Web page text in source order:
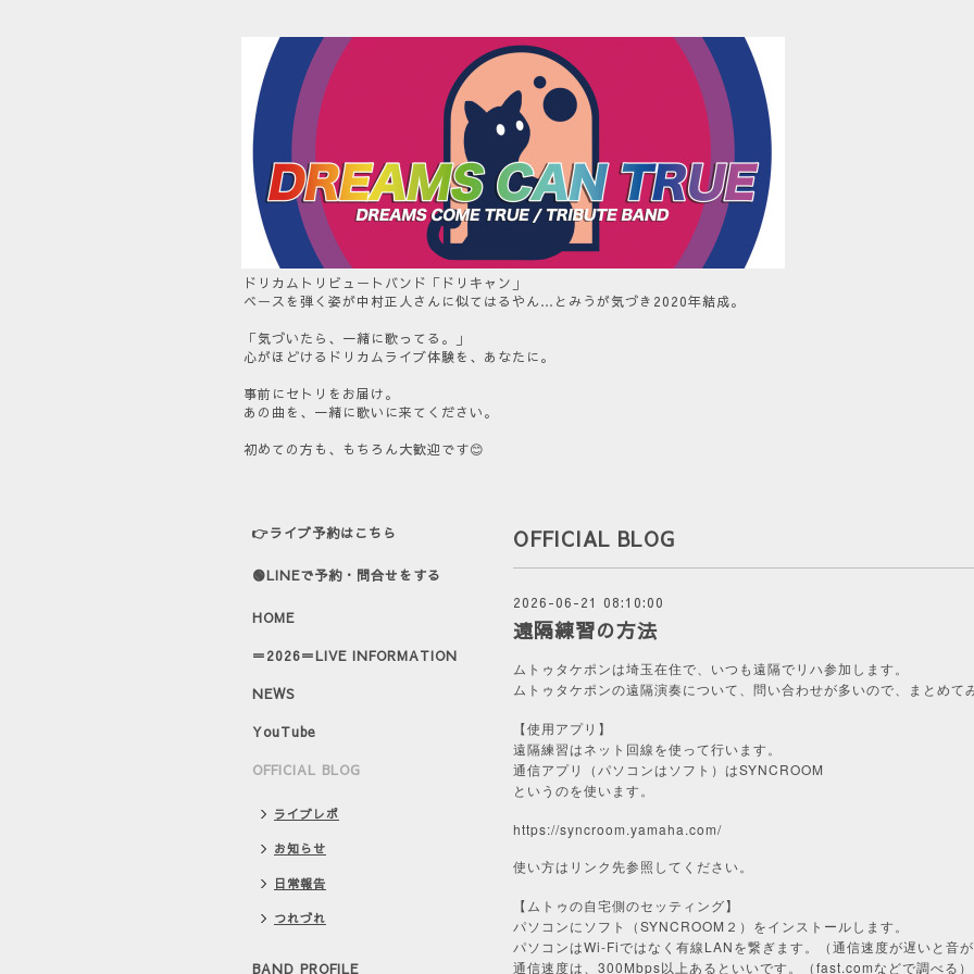
ドリカムトリビュートバンド「ドリキャン」
ベースを弾く姿が中村正人さんに似てはるやん…とみうが気づき2020年結成。
「気づいたら、一緒に歌ってる。」
心がほどけるドリカムライブ体験を、あなたに。
事前にセトリをお届け。
あの曲を、一緒に歌いに来てください。
初めての方も、もちろん大歓迎です😊
OFFICIAL BLOG
2026-06-21 08:10:00
遠隔練習の方法
ムトゥタケポンは埼玉在住で、いつも遠隔でリハ参加します。
ムトゥタケポンの遠隔演奏について、問い合わせが多いので、まとめて
【使用アプリ】
遠隔練習はネット回線を使って行います。
通信アプリ（パソコンはソフト）はSYNCROOM
というのを使います。
https://syncroom.yamaha.com/
使い方はリンク先参照してください。
【ムトゥの自宅側のセッティング】
パソコンにソフト（SYNCROOM２）をインストールします。
パソコンはWi-Fiではなく有線LANを繋ぎます。（通信速度が遅いと音が
通信速度は、300Mbps以上あるといいです。（fast.comなどで調べる）
👉ライブ予約はこちら
🟢LINEで予約・問合せをする
HOME
＝2026＝LIVE INFORMATION
NEWS
YouTube
OFFICIAL BLOG
ライブレポ
お知らせ
日常報告
つれづれ
BAND PROFILE